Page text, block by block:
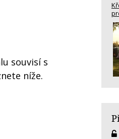
souvisí s
níže.